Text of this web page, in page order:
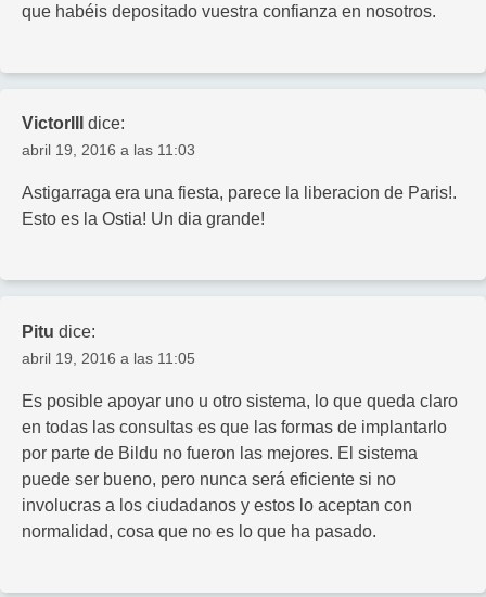
que habéis depositado vuestra confianza en nosotros.
VictorIII dice:
abril 19, 2016 a las 11:03
Astigarraga era una fiesta, parece la liberacion de Paris!.
Esto es la Ostia! Un dia grande!
Pitu dice:
abril 19, 2016 a las 11:05
Es posible apoyar uno u otro sistema, lo que queda claro
en todas las consultas es que las formas de implantarlo
por parte de Bildu no fueron las mejores. El sistema
puede ser bueno, pero nunca será eficiente si no
involucras a los ciudadanos y estos lo aceptan con
normalidad, cosa que no es lo que ha pasado.